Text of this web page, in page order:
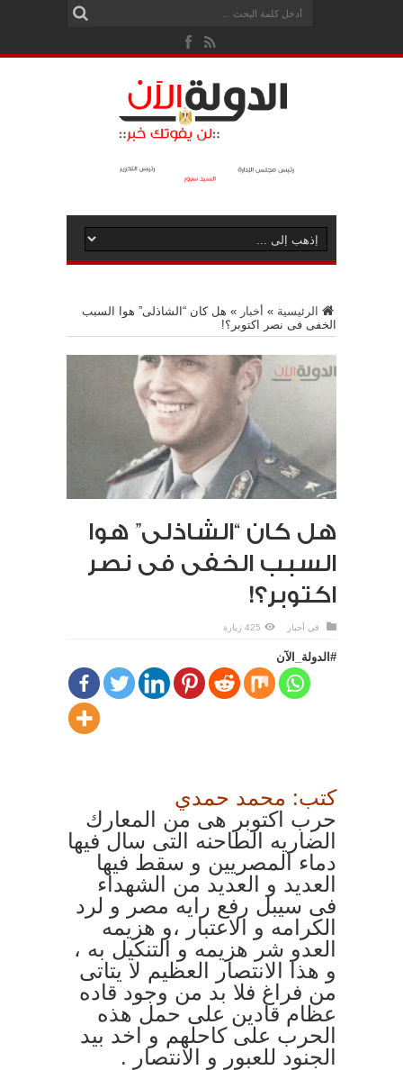
الرئيسية » أخبار » هل كان “الشاذلى” هوا السبب
الخفى فى نصر اكتوبر؟!
هل كان “الشاذلى” هوا
السبب الخفى فى نصر
اكتوبر؟!
في أخبار 425 زيارة
#الدولة_الآن
كتب: محمد حمدي
حرب اكتوبر هى من المعارك
الضاريه الطاحنه التى سال فيها
دماء المصريين و سقط فيها
العديد و العديد من الشهداء
فى سيبل رفع رايه مصر و لرد
الكرامه و الاعتبار ،و هزيمه
العدو شر هزيمه و التنكيل به ،
و هذا الانتصار العظيم لا يتاتى
من فراغ فلا بد من وجود قاده
عظام قادين على حمل هذه
الحرب على كاحلهم و اخد بيد
الجنود للعبور و الانتصار .